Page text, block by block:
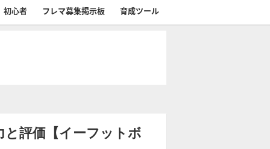
初心者 フレマ募集掲示板 育成ツール
と評価【イーフットボ